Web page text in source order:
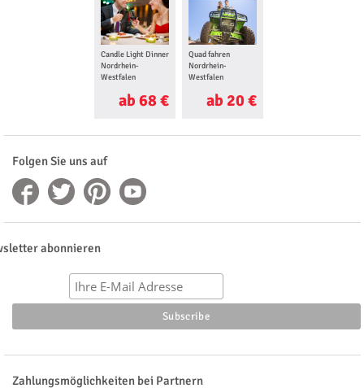
Candle Light Dinner
Nordrhein-
Westfalen
ab 68 €
Quad fahren
Nordrhein-
Westfalen
ab 20 €
Folgen Sie uns auf
abonnieren
Zahlungsmöglichkeiten bei Partnern